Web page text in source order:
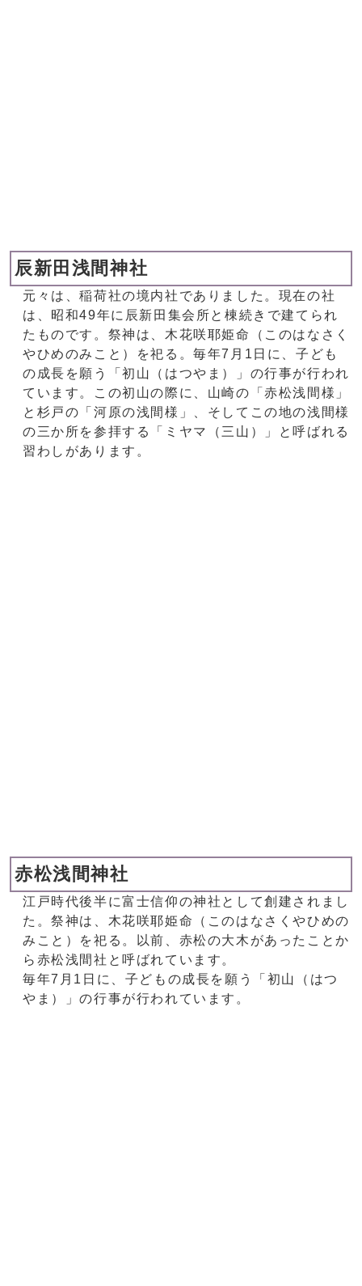
辰新田浅間神社
元々は、稲荷社の境内社でありました。現在の社
は、昭和49年に辰新田集会所と棟続きで建てられ
たものです。祭神は、木花咲耶姫命（このはなさく
やひめのみこと）を祀る。毎年7月1日に、子ども
の成長を願う「初山（はつやま）」の行事が行われ
ています。この初山の際に、山崎の「赤松浅間様」
と杉戸の「河原の浅間様」、そしてこの地の浅間様
の三か所を参拝する「ミヤマ（三山）」と呼ばれる
習わしがあります。
赤松浅間神社
江戸時代後半に富士信仰の神社として創建されまし
た。祭神は、木花咲耶姫命（このはなさくやひめの
みこと）を祀る。以前、赤松の大木があったことか
ら赤松浅間社と呼ばれています。
毎年7月1日に、子どもの成長を願う「初山（はつ
やま）」の行事が行われています。